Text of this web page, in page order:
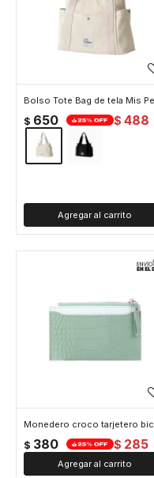
$ 650 $ 488
$ 380 $ 285